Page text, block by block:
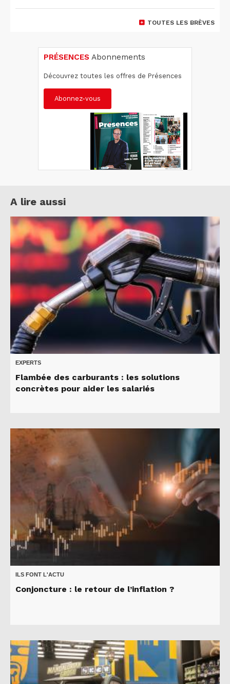
TOUTES LES BRÈVES
PRÉSENCES Abonnements
Découvrez toutes les offres de Présences
Abonnez-vous
A lire aussi
EXPERTS
Flambée des carburants : les solutions
concrètes pour aider les salariés
ILS FONT L'ACTU
Conjoncture : le retour de l’inflation ?